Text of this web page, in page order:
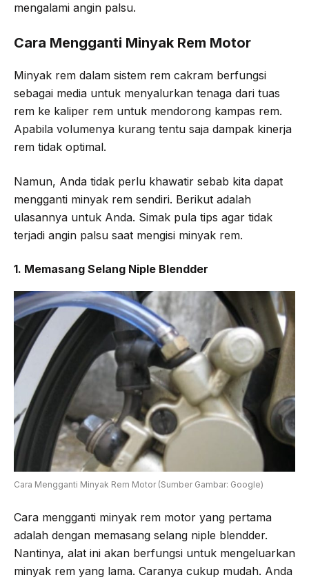
mengalami angin palsu.
Cara Mengganti Minyak Rem Motor
Minyak rem dalam sistem rem cakram berfungsi
sebagai media untuk menyalurkan tenaga dari tuas
rem ke kaliper rem untuk mendorong kampas rem.
Apabila volumenya kurang tentu saja dampak kinerja
rem tidak optimal.
Namun, Anda tidak perlu khawatir sebab kita dapat
mengganti minyak rem sendiri. Berikut adalah
ulasannya untuk Anda. Simak pula tips agar tidak
terjadi angin palsu saat mengisi minyak rem.
1. Memasang Selang Niple Blendder
Cara Mengganti Minyak Rem Motor (Sumber Gambar: Google)
Cara mengganti minyak rem motor yang pertama
adalah dengan memasang selang niple blendder.
Nantinya, alat ini akan berfungsi untuk mengeluarkan
minyak rem yang lama. Caranya cukup mudah. Anda